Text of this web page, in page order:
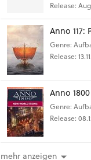
Release:
Anno 117:
Genre:
Release:
Anno
Genre:
Release:
mehr anzeigen